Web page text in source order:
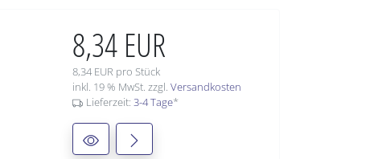
8,34 EUR
8,34 EUR pro Stück
inkl. 19 % MwSt. zzgl. Versandkosten
Lieferzeit: 3-4 Tage*